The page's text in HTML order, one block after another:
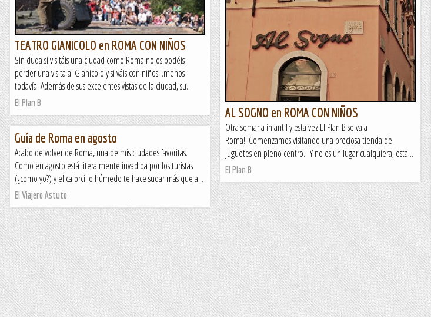
TEATRO GIANICOLO en ROMA CON NIÑOS
Sin duda si visitáis una ciudad como Roma no os podéis
perder una visita al Gianicolo y si váis con niños...menos
todavía. Además de sus excelentes vistas de la ciudad, su...
El Plan B
AL SOGNO en ROMA CON NIÑOS
Otra semana infantil y esta vez El Plan B se va a
Roma!!!Comenzamos visitando una preciosa tienda de
juguetes en pleno centro. Y no es un lugar cualquiera, esta...
El Plan B
Guía de Roma en agosto
Acabo de volver de Roma, una de mis ciudades favoritas.
Como en agosto está literalmente invadida por los turistas
(¿como yo?) y el calorcillo húmedo te hace sudar más que a...
El Viajero Astuto